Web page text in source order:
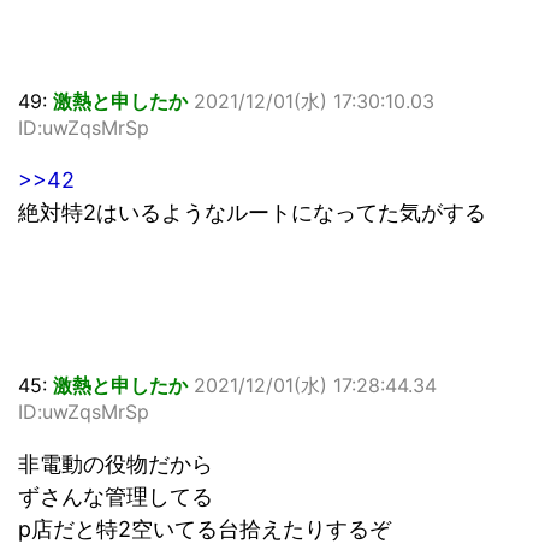
49: 激熱と申したか 2021/12/01(水) 17:30:10.03
ID:uwZqsMrSp
>>42
絶対特2はいるようなルートになってた気がする
45: 激熱と申したか 2021/12/01(水) 17:28:44.34
ID:uwZqsMrSp
非電動の役物だから
ずさんな管理してる
p店だと特2空いてる台拾えたりするぞ